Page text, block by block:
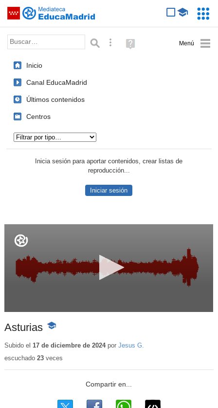
Saltar navegación
Palabra o frase: Búsqueda avanzada
Ayuda
(en
Inicio
Canal EducaMadrid
Últimos contenidos
Centros
Inicia sesión para aportar contenidos, crear listas de
reproducción...
Iniciar sesión
Asturias -
educativo
Subido el 17 de diciembre de 2024por Jesus G.
escuchado 23veces